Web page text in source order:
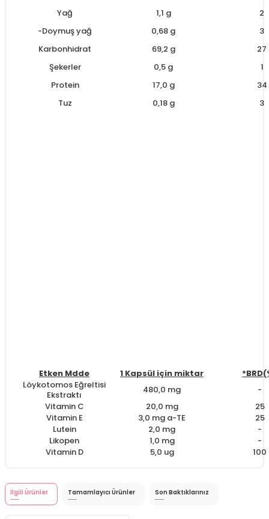
Yağ
1,1 g
2
-Doymuş yağ
0,68 g
3
Karbonhidrat
69,2 g
27
Şekerler
0,5 g
1
Protein
17,0 g
34
Tuz
0,18 g 3
Etken Mdde 1 Kapsül için miktar
Löykotomos Eğreltisi
Ekstraktı
480,0 mg
-
Vitamin C
20,0 mg
25
Vitamin E
3,0 mg a-TE
25
Lutein
2,0 mg
-
Likopen
1,0 mg
-
Vitamin D
5,0 ug 100
İlgili Ürünler Tamamlayıcı Ürünler Son Baktıklarınız